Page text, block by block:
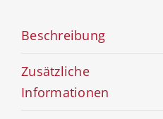
Beschreibung
Zusätzliche
Informationen